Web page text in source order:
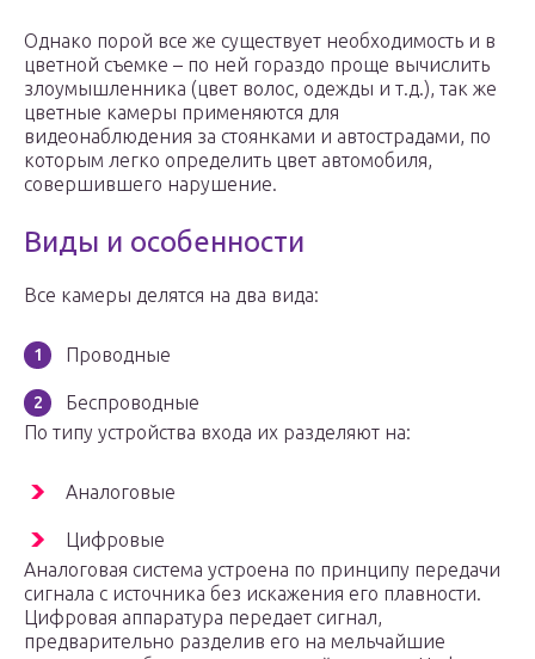
Однако порой все же существует необходимость и в
цветной съемке – по ней гораздо проще вычислить
злоумышленника (цвет волос, одежды и т.д.), так же
цветные камеры применяются для
видеонаблюдения за стоянками и автострадами, по
которым легко определить цвет автомобиля,
совершившего нарушение.
Виды и особенности
Все камеры делятся на два вида:
Проводные
Беспроводные
По типу устройства входа их разделяют на:
Аналоговые
Цифровые
Аналоговая система устроена по принципу передачи
сигнала с источника без искажения его плавности.
Цифровая аппаратура передает сигнал,
предварительно разделив его на мельчайшие